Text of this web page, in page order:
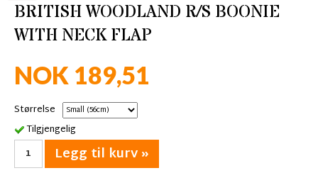
BRITISH WOODLAND R/S BOONIE
WITH NECK FLAP
NOK 189,51
Størrelse
Tilgjengelig
Legg til kurv »